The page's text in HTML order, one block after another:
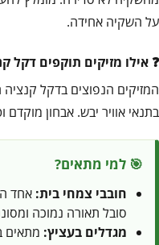
על השקיה אחידה.
אילו מזיקים תוקפים דקל
המזיקים הנפוצים בדקל
בתנאי אוויר יבש. אבחון
🎯 למי מתאים?
חובבי צמחי בית: אחד
סובל תאורה נמוכה
מגדלים בעציץ: מתאים